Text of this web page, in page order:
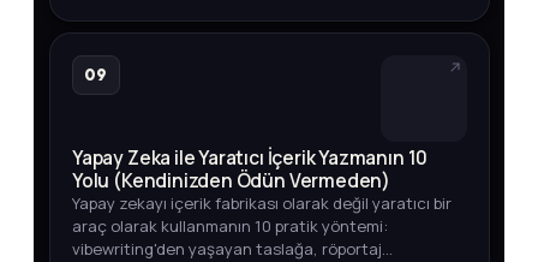
09
Yapay Zeka ile Yaratıcı İçerik Yazmanın 10
Yolu (Kendinizden Ödün Vermeden)
Yapay zekayı içerik fabrikası olarak değil yaratıcı bir
araç olarak kullanmanın 10 pratik yöntemi:
vibewriting'den yaşayan taslağa, röportaj